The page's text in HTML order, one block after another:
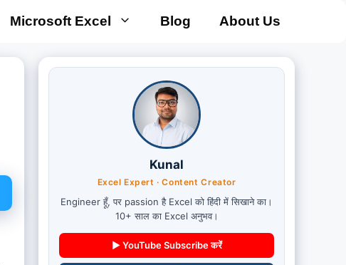
Microsoft Excel Blog About Us
Kunal
Excel Expert · Content Creator
Engineer हूँ, पर passion है Excel को हिंदी में सिखाने का।
10+ साल का Excel अनुभव।
▶ YouTube Subscribe करें